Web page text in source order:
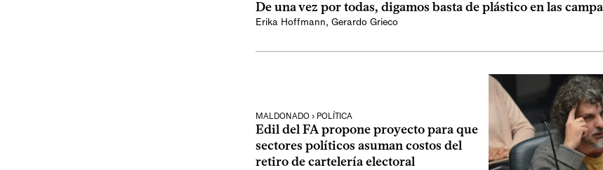
De una vez por todas, digamos basta de plástico en las
Erika Hoffmann, Gerardo Grieco
MALDONADO › POLÍTICA
Edil del FA propone proyecto para que
sectores políticos asuman costos del
retiro de cartelería electoral